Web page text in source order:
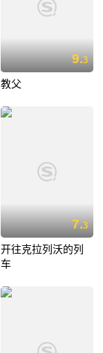
9.3
教父
7.3
开往克拉列沃的列
车